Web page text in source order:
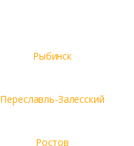
Рыбинск
Переславль-Залесский
Ростов